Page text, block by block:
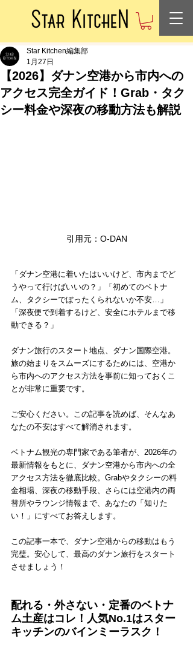
【2026】ダナン空港から市内への
アクセス完全ガイド！Grab・タク
シー料金や深夜の移動方法も解説
Star Kitchen編集部
1月27日
引用元：O-DAN
「ダナン空港に着いたはいいけど、市内までど
うやって行けばいいの？」「初めてのベトナ
ム、タクシーでぼったくられないか不安…」
「深夜便で到着するけど、安全にホテルまで移
動できる？」
ダナン旅行のスタート地点、ダナン国際空港。
旅の始まりをスムーズにするためには、空港か
ら市内へのアクセス方法を事前に知っておくこ
とが非常に重要です。
ご安心ください。この記事を読めば、そんなあ
なたの不安はすべて解消されます。
ベトナム観光の専門家である筆者が、2026年の
最新情報をもとに、ダナン空港から市内への全
アクセス方法を徹底比較。Grabやタクシーの料
金相場、深夜の移動手段、さらには空港内の両
替所やラウンジ情報まで、あなたの「知りた
い！」にすべてお答えします。
この記事一本で、ダナン空港からの移動はもう
完璧。安心して、最高のダナン旅行をスタート
させましょう！
配れる・外さない・定番のベトナ
ム土産はコレ！人気No.1はスター
キッチンのバインミーラスク！